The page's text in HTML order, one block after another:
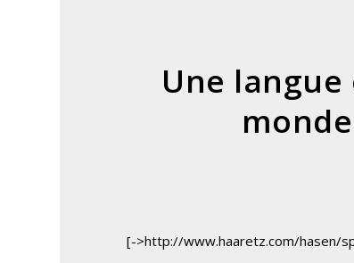
Une
[->http://www.haaretz.com/hasen/